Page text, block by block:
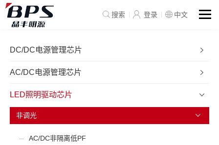
搜索 登录 中文
DC/DC电源管理芯片
AC/DC电源管理芯片
LED照明驱动芯片
非调光
AC/DC非隔离低PF